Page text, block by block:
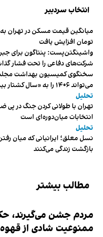
انتخاب سردبیر
تومان افزایش یافت
واشینگتن‌پست: پنتاگون برای
شرکت‌های دفاعی را تحت فشار
سخنگوی کمیسیون بهداشت
می‌تواند ۱۴۰۶ را به «سال کشتار بیماران» تبدیل کند
تحلیل
تهران با طولانی کردن جنگ در پی
انتخابات میان‌دوره‌ای است
تحلیل
نسل معلق؛ ایرانیانی که میان
بازگشت زندگی می‌کنند
مطالب بیشتر
مردم جشن می‌گیرند،
ممنوعیت شادی از